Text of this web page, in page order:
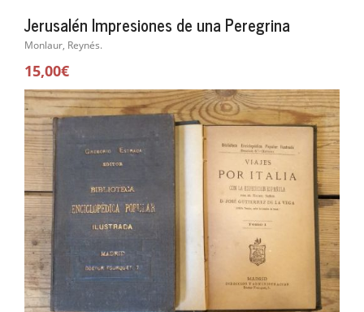
Jerusalén Impresiones de una Peregrina
Monlaur, Reynés.
15,00€